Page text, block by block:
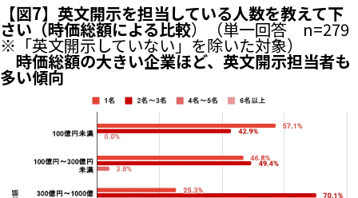
【図7】英文開示を担当している人数を教えて下
さい（時価総額による比較）（単一回答 n=279
※「英文開示していない」を除いた対象）
時価総額の大きい企業ほど、英文開示担当者も
多い傾向